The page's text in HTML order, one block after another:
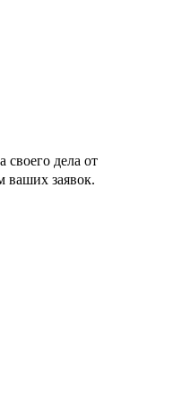
своего дела от
ваших заявок.